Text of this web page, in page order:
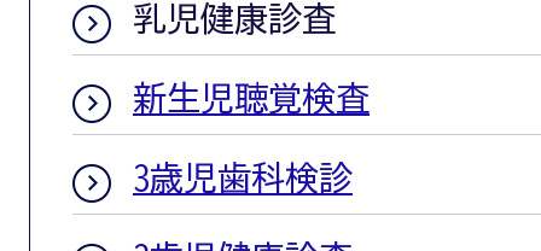
乳児健康診査
新生児聴覚検査
3歳児歯科検診